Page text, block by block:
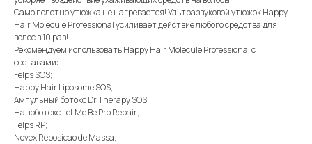
Само полотно утюжка не нагревается! Ультразвуковой утюжок Happy
Hair Molecule Professional усиливает действие любого средства для
волос в 10 раз!
Рекомендуем использовать Happy Hair Molecule Professional с
составами:
Felps SOS;
Happy Hair Liposome SOS;
Ампульный ботокс Dr.Therapy SOS;
Наноботокс Let Me Be Pro Repair;
Felps RP;
Novex Reposicao de Massa;